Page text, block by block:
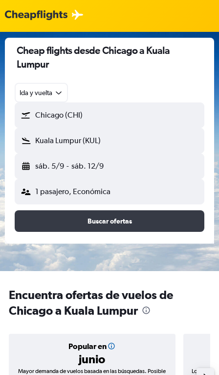
Cheap flights desde Chicago a Kuala
Lumpur
Ida y vuelta
Chicago (CHI)
Kuala Lumpur (KUL)
sáb. 5/9 - sáb. 12/9
1 pasajero, Económica
Buscar ofertas
Encuentra ofertas de vuelos de
Chicago a Kuala Lumpur
Popular en
junio
Mayor demanda de vuelos basada en las búsquedas. Posible
Los